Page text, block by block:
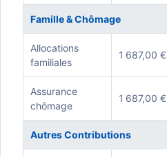
Famille & Chômage
Allocations
familiales
1 687,00 €
Assurance
chômage
1 687,00 €
Autres Contributions